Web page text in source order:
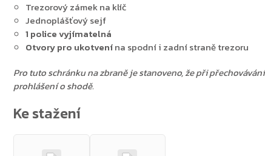
Trezorový zámek na klíč
Jednoplášťový sejf
1 police vyjímatelná
Otvory pro ukotvenína spodní i zadní straně trezoru
Pro tuto schránku na zbraně je stanoveno, že při
prohlášení o shodě.